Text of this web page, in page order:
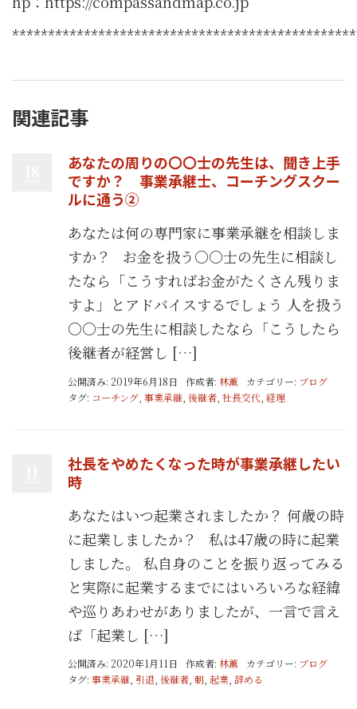
関連記事
あなたの周りの〇〇士の先生は、聞き上手
ですか？ 事業承継士、コーチングスクー
ルに通う②
あなたは何の専門家に事業承継を相談しま
すか？ お金を扱う〇〇士の先生に相談し
たなら「こうすればお金がたくさん残りま
すよ」とアドバイスするでしょう 人を扱う
〇〇士の先生に相談したなら「こうしたら
後継者が経営し […]
公開済み: 2019年6月18日 作成者: 林薫 カテゴリー: ブログ
タグ: コーチング 事業承継 後継者 社長交代 経理
社長をやめたくなった時が事業承継したい
時
あなたはいつ起業されましたか？ 何歳の時
に起業しましたか？ 私は47歳の時に起業
しました。 私自身のことを振り返ってみる
と実際に起業するまでにはいろいろな経緯
や巡りあわせがありましたが、一言で言え
ば「起業し […]
公開済み: 2020年1月11日 作成者: 林薫 カテゴリー: ブログ
タグ: 事業承継 引退 後継者 朝 起業 辞める